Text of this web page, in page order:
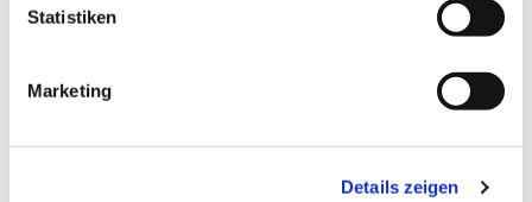
Statistiken
Marketing
Details zeigen
Dies könnte Sie auch